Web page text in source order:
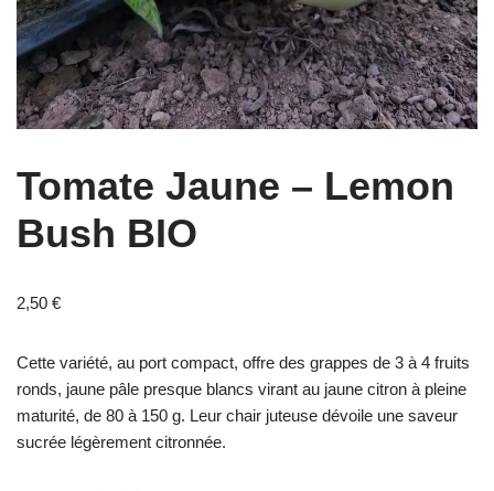
Tomate Jaune – Lemon
Bush BIO
2,50 €
Cette variété, au port compact, offre des grappes de 3 à 4 fruits
ronds, jaune pâle presque blancs virant au jaune citron à pleine
maturité, de 80 à 150 g. Leur chair juteuse dévoile une saveur
sucrée légèrement citronnée.